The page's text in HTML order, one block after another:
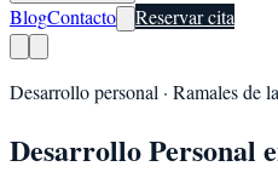
BlogContacto Reservar cita
Desarrollo personal · Ramales de
Desarrollo Personal